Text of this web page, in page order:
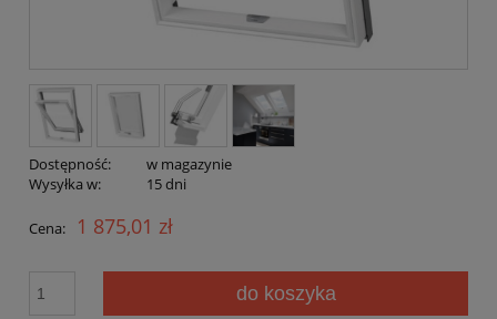
Dostępność:
w magazynie
Wysyłka w:
15 dni
Cena: 1 875,01 zł
do koszyka